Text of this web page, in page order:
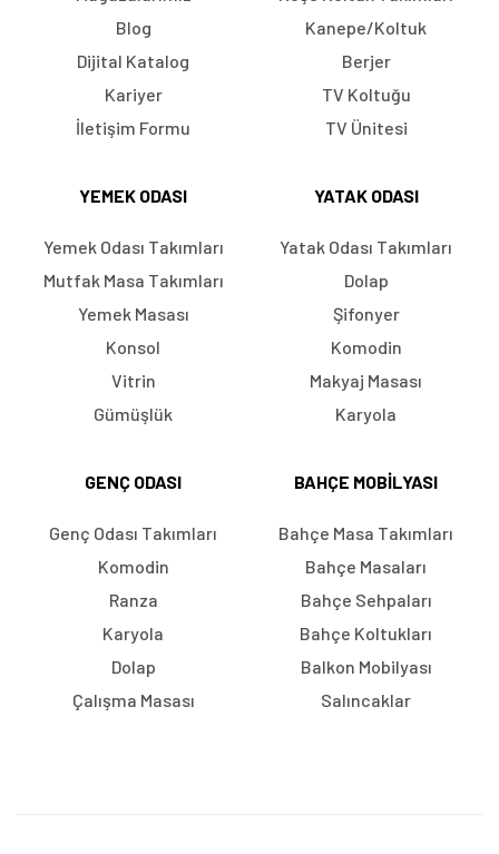
Blog
Dijital Katalog
Kariyer
İletişim Formu
Kanepe/Koltuk
Berjer
TV Koltuğu
TV Ünitesi
YEMEK ODASI
Yemek Odası Takımları
Mutfak Masa Takımları
Yemek Masası
Konsol
Vitrin
Gümüşlük
YATAK ODASI
Yatak Odası Takımları
Dolap
Şifonyer
Komodin
Makyaj Masası
Karyola
GENÇ ODASI
Genç Odası Takımları
Komodin
Ranza
Karyola
Dolap
Çalışma Masası
BAHÇE MOBILYASI
Bahçe Masa Takımları
Bahçe Masaları
Bahçe Sehpaları
Bahçe Koltukları
Balkon Mobilyası
Salıncaklar